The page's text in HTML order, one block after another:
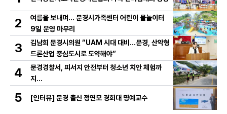
2
여름을 보내며… 문경시가족센터 어린이 물놀이터
9일 운영 마무리
3
김남희 문경시의원 “UAM 시대 대비…문경, 산악형
드론산업 중심도시로 도약해야”
4
문경경찰서, 피서지 안전부터 청소년 치안 체험까
지…
5 [인터뷰] 문경 출신 정연모 경희대 명예교수